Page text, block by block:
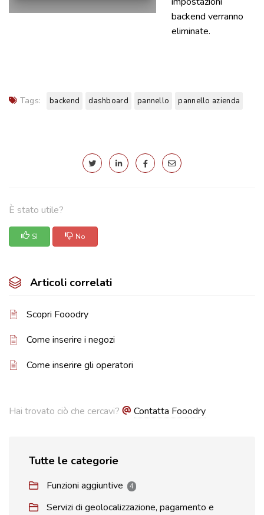
backend verranno
eliminate.
Tags: backend dashboard pannello pannello azienda
È stato utile?
Sì No
Articoli correlati
Scopri Fooodry
Come inserire i negozi
Come inserire gli operatori
Hai trovato ciò che cercavi? Contatta Fooodry
Tutte le categorie
Funzioni aggiuntive 4
Servizi di geolocalizzazione, pagamento e